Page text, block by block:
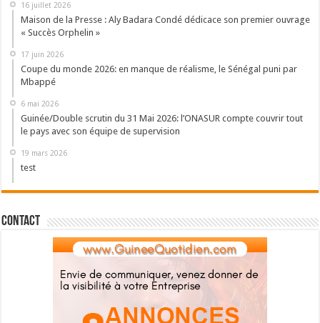
16 juillet 2026
Maison de la Presse : Aly Badara Condé dédicace son premier ouvrage
« Succès Orphelin »
17 juin 2026
Coupe du monde 2026: en manque de réalisme, le Sénégal puni par
Mbappé
6 mai 2026
Guinée/Double scrutin du 31 Mai 2026: l’ONASUR compte couvrir tout
le pays avec son équipe de supervision
19 mars 2026
test
Contact